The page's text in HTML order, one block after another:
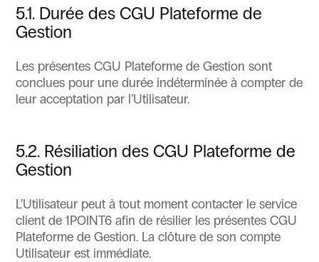
5.1. Durée des CGU Plateforme de
Gestion
Les présentes CGU Plateforme de Gestion sont
conclues pour une durée indéterminée à compter de
leur acceptation par l’Utilisateur.
5.2. Résiliation des CGU Plateforme de
Gestion
L’Utilisateur peut à tout moment contacter le service
client de 1POINT6 afin de résilier les présentes CGU
Plateforme de Gestion. La clôture de son compte
Utilisateur est immédiate.